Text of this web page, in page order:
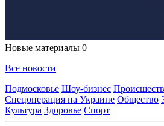
Новые материалы 0
Все новости
Подмосковье Шоу-бизнес
Спецоперация на Украине Общество
Культура Здоровье Спорт